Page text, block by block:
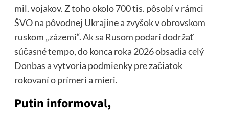
mil. vojakov. Z toho okolo 700 tis. pôsobí v rámci
ŠVO na pôvodnej Ukrajine a zvyšok v obrovskom
ruskom „zázemí“. Ak sa Rusom podarí dodržať
súčasné tempo, do konca roka 2026 obsadia celý
Donbas a vytvoria podmienky pre začiatok
rokovaní o prímerí a mieri.
Putin informoval,